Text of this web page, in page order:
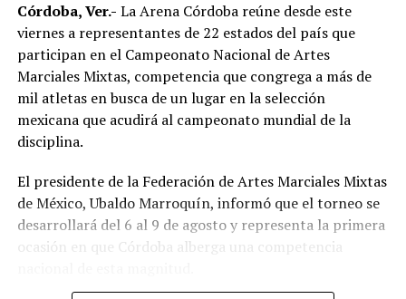
Córdoba, Ver.- La Arena Córdoba reúne desde este
viernes a representantes de 22 estados del país que
participan en el Campeonato Nacional de Artes
Marciales Mixtas, competencia que congrega a más de
mil atletas en busca de un lugar en la selección
mexicana que acudirá al campeonato mundial de la
disciplina.
El presidente de la Federación de Artes Marciales Mixtas
de México, Ubaldo Marroquín, informó que el torneo se
desarrollará del 6 al 9 de agosto y representa la primera
ocasión en que Córdoba alberga una competencia